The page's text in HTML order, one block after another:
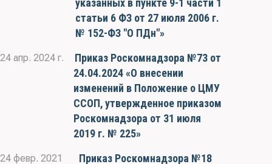
указанных в пункте 9-1 части 1
статьи 6 ФЗ от 27 июля 2006 г.
№ 152-ФЗ "О ПДн"»
24 апр. 2024 г.
Приказ Роскомнадзора №73 от
24.04.2024 «О внесении
изменений в Положение о ЦМУ
ССОП, утвержденное приказом
Роскомнадзора от 31 июля
2019 г. № 225»
24 февр. 2021
Приказ Роскомнадзора №18